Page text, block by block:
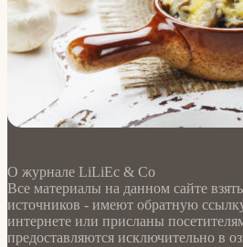
О журнале LiLiEc & Co
Все материалы на данном сайте
источников - имеют обратную
интернете или присланы
предоставляются исключительно в